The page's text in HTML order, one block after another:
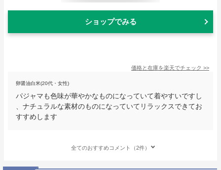
ショップでみる
価格と在庫を楽天でチェック >>
卵醤油白米(20代・女性)
パジャマも色味が華やかなものになっていて着やすいですし
、ナチュラルな素材のものになっていてリラックスできてお
すすめします
全てのおすすめコメント（2件）